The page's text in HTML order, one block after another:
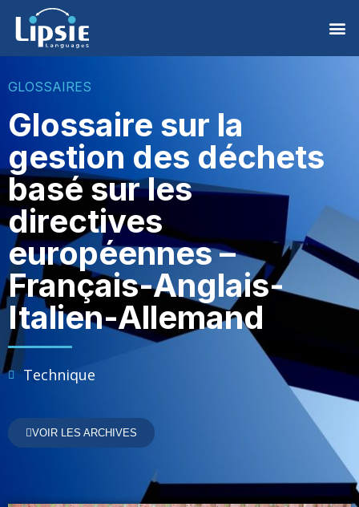
GLOSSAIRES
Glossaire sur la
gestion des déchets
basé sur les
directives
européennes –
Français-Anglais-
Italien-Allemand
Technique
VOIR LES ARCHIVES